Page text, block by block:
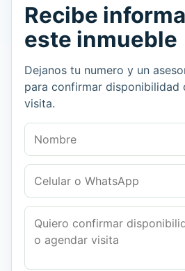
Recibe
este inmueble
Dejanos tu numero y un
para confirmar disponibilidad
visita.
Nombre
Celular o WhatsApp
Mensaje